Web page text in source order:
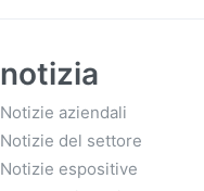
notizia
Notizie aziendali
Notizie del settore
Notizie espositive